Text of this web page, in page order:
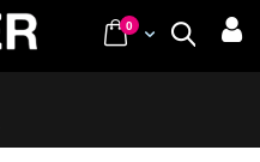
Buscar
Cart
0items